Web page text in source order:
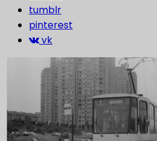
tumblr
pinterest
vk